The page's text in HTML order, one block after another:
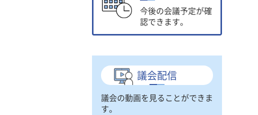
今後の会議予定が確
認できます。
議会配信
議会の動画を見ることができま
す。